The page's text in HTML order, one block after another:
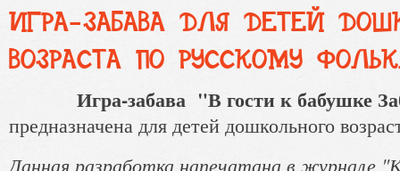
ИГРА-ЗАБАВА ДЛЯ ДЕТЕЙ
ВОЗРАСТА ПО РУССКОМУ
Игра-забава "В гости к бабушке
предназначена для детей дошкольного
Данная разработка напечатана в журнале